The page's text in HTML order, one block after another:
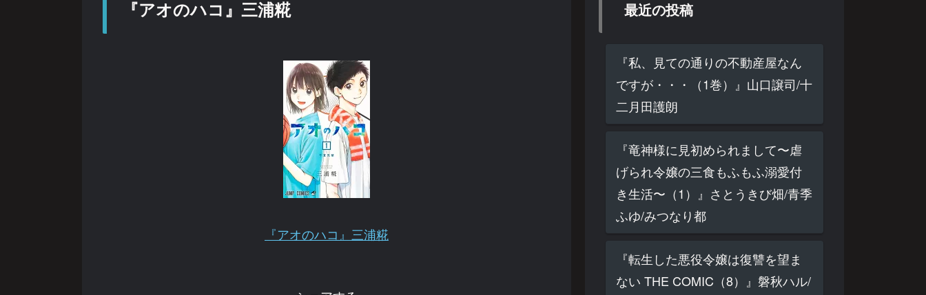
『アオのハコ』三浦糀
『アオのハコ』三浦糀
最近の投稿
『私、見ての通りの不動産屋なん
ですが・・・（1巻）』山口譲司/十
二月田護朗
『竜神様に見初められまして〜虐
げられ令嬢の三食もふもふ溺愛付
き生活〜（1）』さとうきび畑/青季
ふゆ/みつなり都
『転生した悪役令嬢は復讐を望ま
ない THE COMIC（8）』磐秋ハル/